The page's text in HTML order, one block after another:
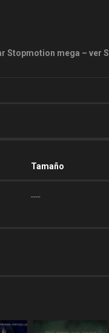
Stopmotion mega – ver
Tamaño
----